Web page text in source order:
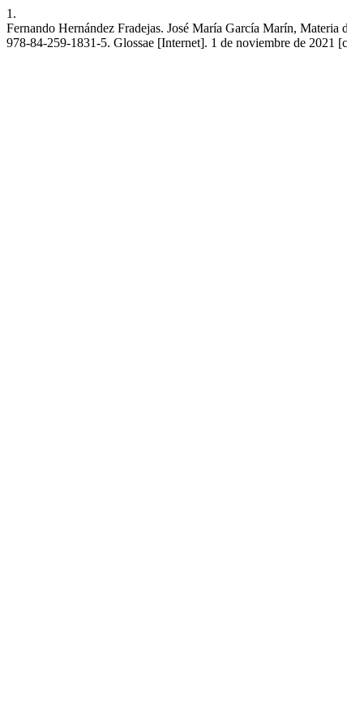
1.
Fernando Hernández Fradejas. José María García Marín,
978-84-259-1831-5. Glossae [Internet]. 1 de noviembre de 2021